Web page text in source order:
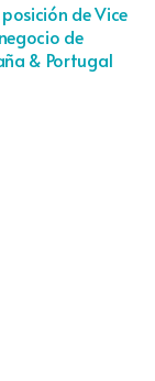
de Vice
de
& Portugal